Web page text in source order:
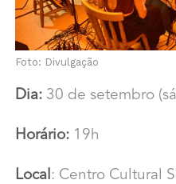
Foto: Divulgação
Dia: 30 de setembro
Horário:19h
Local: Centro Cultural